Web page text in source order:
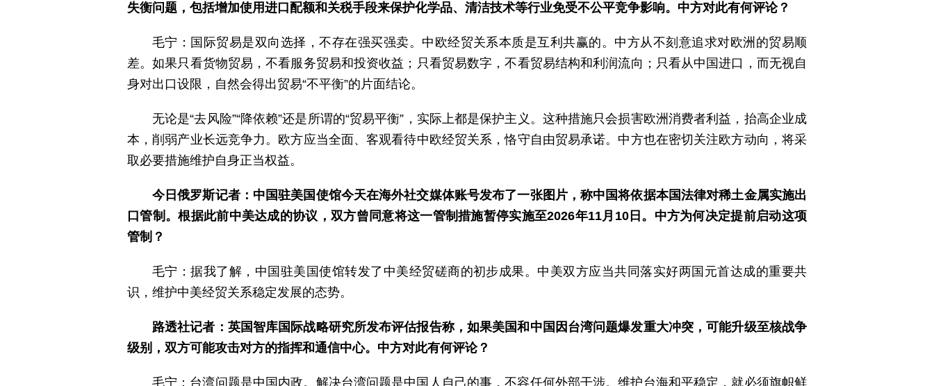
失衡问题，包括增加使用进口配额和关税手段来保护化学品、清洁技术等行业免受不公平竞争影响。中方对此有何评论？
毛宁：国际贸易是双向选择，不存在强买强卖。中欧经贸关系本质是互利共赢的。中方从不刻意追求对欧洲的贸易顺
差。如果只看货物贸易，不看服务贸易和投资收益；只看贸易数字，不看贸易结构和利润流向；只看从中国进口，而无视自
身对出口设限，自然会得出贸易“不平衡”的片面结论。
无论是“去风险”“降依赖”还是所谓的“贸易平衡”，实际上都是保护主义。这种措施只会损害欧洲消费者利益，抬高企业成
本，削弱产业长远竞争力。欧方应当全面、客观看待中欧经贸关系，恪守自由贸易承诺。中方也在密切关注欧方动向，将采
取必要措施维护自身正当权益。
今日俄罗斯记者：中国驻美国使馆今天在海外社交媒体账号发布了一张图片，称中国将依据本国法律对稀土金属实施出
口管制。根据此前中美达成的协议，双方曾同意将这一管制措施暂停实施至2026年11月10日。中方为何决定提前启动这项
管制？
毛宁：据我了解，中国驻美国使馆转发了中美经贸磋商的初步成果。中美双方应当共同落实好两国元首达成的重要共
识，维护中美经贸关系稳定发展的态势。
路透社记者：英国智库国际战略研究所发布评估报告称，如果美国和中国因台湾问题爆发重大冲突，可能升级至核战争
级别，双方可能攻击对方的指挥和通信中心。中方对此有何评论？
毛宁：台湾问题是中国内政。解决台湾问题是中国人自己的事，不容任何外部干涉。维护台海和平稳定，就必须旗帜鲜